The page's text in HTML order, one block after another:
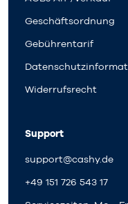
Geschäftsordnung
Gebührentarif
Widerrufsrecht
Support
support@cashy.de
+49 151 726 543 17